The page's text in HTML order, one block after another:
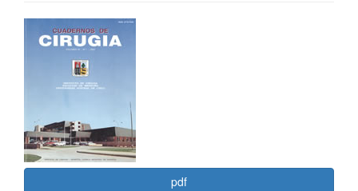
Barra
lateral
artículo
pdf